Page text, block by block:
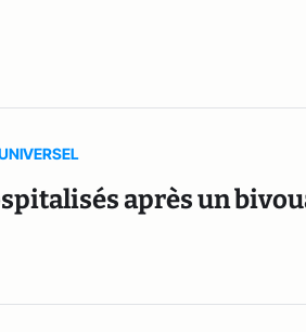
après un